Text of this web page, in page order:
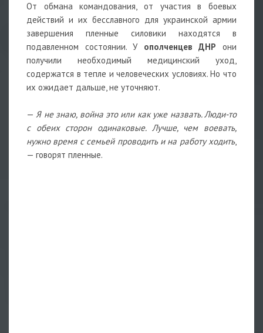
От обмана командования, от участия в боевых
действий и их бесславного для украинской армии
завершения пленные силовики находятся в
подавленном состоянии. У ополченцев ДНР они
получили необходимый медицинский уход,
содержатся в тепле и человеческих условиях. Но что
их ожидает дальше, не уточняют.
—Я не знаю, война это или как уже назвать. Люди-то
с обеих сторон одинаковые. Лучше, чем воевать,
нужно время с семьей проводить и на работу ходить,
— говорят пленные.